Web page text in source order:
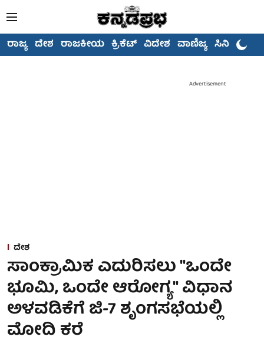
ರಾಜ್ಯ ದೇಶ ರಾಜಕೀಯ ಕ್ರಿಕೆಟ್ ವಿದೇಶ ವಾಣಿಜ್ಯ ಸಿನಿಮಾ
Advertisement
ದೇಶ
ಸಾಂಕ್ರಾಮಿಕ ಎದುರಿಸಲು "ಒಂದೇ
ಭೂಮಿ, ಒಂದೇ ಆರೋಗ್ಯ" ವಿಧಾನ
ಅಳವಡಿಕೆಗೆ ಜಿ-7 ಶೃಂಗಸಭೆಯಲ್ಲಿ
ಮೋದಿ ಕರೆ